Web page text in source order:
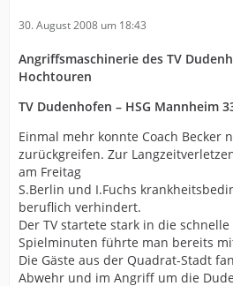
30. August 2008 um 18:43
Angriffsmaschinerie des TV
Hochtouren
TV Dudenhofen – HSG Mannheim
Einmal mehr konnte Coach Becker
zurückgreifen. Zur
am Freitag
S.Berlin und I.Fuchs
beruflich verhindert.
Der TV startete stark in die
Spielminuten führte man bereits
Die Gäste aus der Quadrat-Stadt
Abwehr und im Angriff um die